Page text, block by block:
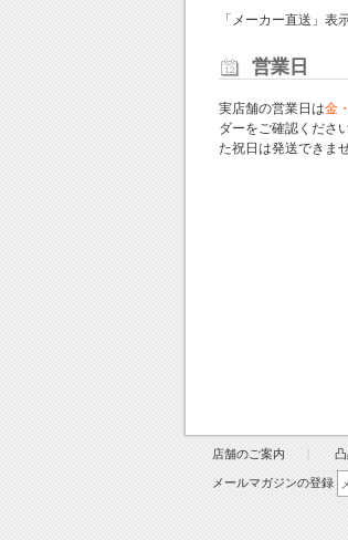
「メーカー直送」表
営業日
実店舗の営業日は金
ダーをご確認くださ
た祝日は発送できませ
店舗のご案内
メールマガジンの登録